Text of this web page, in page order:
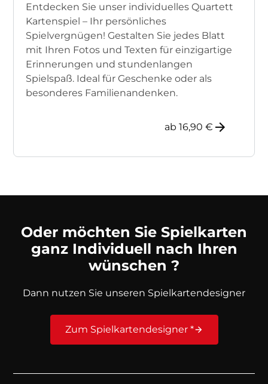
Entdecken Sie unser individuelles Quartett
Kartenspiel – Ihr persönliches
Spielvergnügen! Gestalten Sie jedes Blatt
mit Ihren Fotos und Texten für einzigartige
Erinnerungen und stundenlangen
Spielspaß. Ideal für Geschenke oder als
besonderes Familienandenken.
ab 16,90 €
Oder möchten Sie Spielkarten
ganz Individuell nach Ihren
wünschen ?
Dann nutzen Sie unseren Spielkartendesigner
Zum Spielkartendesigner *